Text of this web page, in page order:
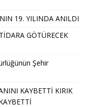
19. YILINDA ANILDI
GÖTÜRECEK
Şehir
KAYBETTİ KIRIK